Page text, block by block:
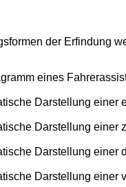
der Erfindung
eines
Darstellung einer
Darstellung einer
Darstellung einer
Darstellung einer